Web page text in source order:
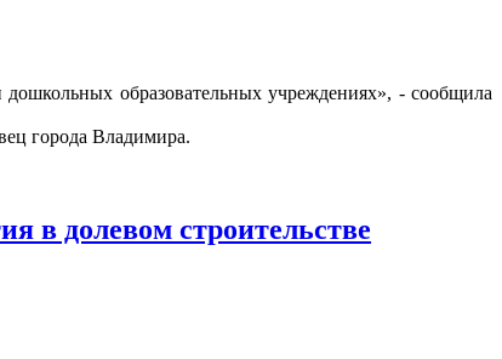
образовательных учреждениях», - сообщила
города Владимира.
в долевом строительстве